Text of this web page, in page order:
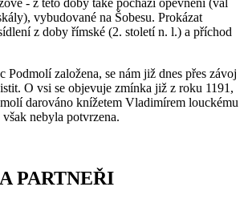
- z této doby také pochází opevnění (val
vybudované na Šobesu. Prokázat
z doby římské (2. století n. l.) a příchod
Podmolí založena, se nám již dnes přes závoj
O vsi se objevuje zmínka již z roku 1191,
darováno knížetem Vladimírem louckému
nebyla potvrzena.
PARTNEŘI